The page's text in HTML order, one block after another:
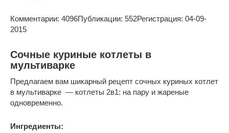
Комментарии: 4096Публикации: 552Регистрация: 04-09-
2015
Сочные куриные котлеты в
мультиварке
Предлагаем вам шикарный рецепт сочных куриных котлет
в мультиварке — котлеты 2в1: на пару и жареные
одновременно.
Ингредиенты: